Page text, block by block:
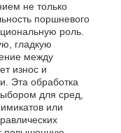
не только
поршневого
роль.
гладкую
между
износ и
Эта обработка
для сред,
или